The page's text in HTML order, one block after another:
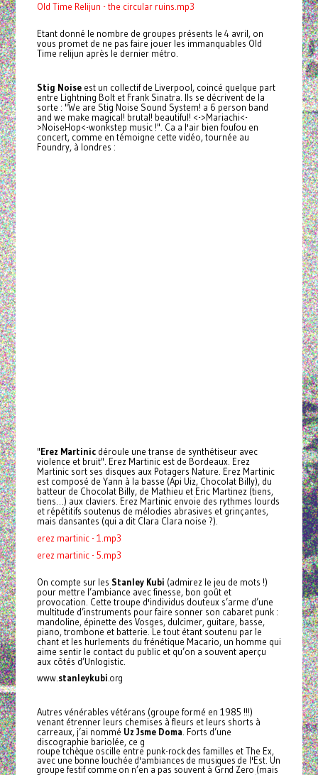
Old Time Relijun - the circular ruins.mp3
Etant donné le nombre de groupes présents le 4 avril, on
vous promet de ne pas faire jouer les immanquables Old
Time relijun après le dernier métro.
Stig Noiseest un collectif de Liverpool, coincé quelque part
entre Lightning Bolt et Frank Sinatra. Ils se décrivent de la
sorte : "We are Stig Noise Sound System! a 6 person band
and we make magical! brutal! beautiful! <->Mariachi<-
>NoiseHop<-wonkstep music !". Ca a l'air bien foufou en
concert, comme en témoigne cette vidéo, tournée au
Foundry, à londres :
"Erez Martinicdéroule une transe de synthétiseur avec
violence et bruit". Erez Martinic est de Bordeaux. Erez
Martinic sort ses disques aux Potagers Nature. Erez Martinic
est composé de Yann à la basse (Api Uiz, Chocolat Billy), du
batteur de Chocolat Billy, de Mathieu et Eric Martinez (tiens,
tiens…) aux claviers. Erez Martinic envoie des rythmes lourds
et répétitifs soutenus de mélodies abrasives et grinçantes,
mais dansantes (qui a dit Clara Clara noise ?).
erez martinic - 1.mp3
erez martinic - 5.mp3
On compte sur les Stanley Kubi (admirez le jeu de mots !)
pour mettre l’ambiance avec finesse, bon goût et
provocation. Cette troupe d'individus douteux s’arme d’une
multitude d’instruments pour faire sonner son cabaret punk :
mandoline, épinette des Vosges, dulcimer, guitare, basse,
piano, trombone et batterie. Le tout étant soutenu par le
chant et les hurlements du frénétique Macario, un homme qui
aime sentir le contact du public et qu’on a souvent aperçu
aux côtés d’Unlogistic.
www.stanleykubi.org
Autres vénérables vétérans (groupe formé en 1985 !!!)
venant étrenner leurs chemises à fleurs et leurs shorts à
carreaux, j’ai nommé Uz Jsme Doma . Forts d’une
discographie bariolée, ce g
roupe tchèque oscille entre punk-rock des familles et The Ex,
avec une bonne louchée d'ambiances de musiques de l'Est. Un
groupe festif comme on n’en a pas souvent à Grnd Zero (mais